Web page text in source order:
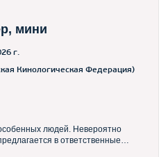
мини
г.
Кинологическая Федерация)
людей. Невероятно
в ответственные